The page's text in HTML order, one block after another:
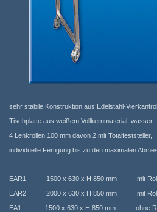
sehr stabile Konstruktion aus Edelstahl-
Tischplatte aus weißem Vollkernmaterial, wasser-
4 Lenkrollen 100 mm davon 2 mit Totalfeststeller,
individuelle Fertigung bis zu den maximalen
EAR1 1500 x 630 x H:850 mm mit
EAR2 2000 x 630 x H:850 mm mit
EA1 1500 x 630 x H:850 mm ohne